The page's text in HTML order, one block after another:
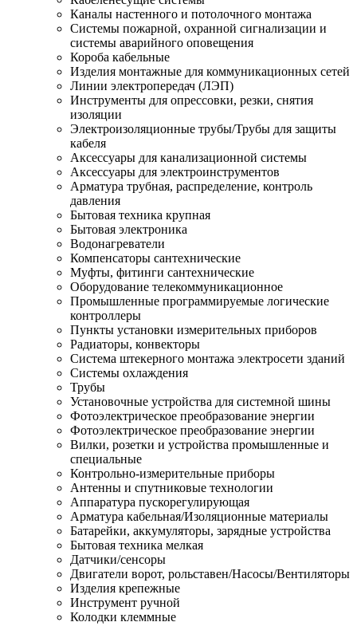
Каналы настенного и потолочного монтажа
Системы пожарной, охранной сигнализации и
системы аварийного оповещения
Короба кабельные
Изделия монтажные для коммуникационных сетей
Линии электропередач (ЛЭП)
Инструменты для опрессовки, резки, снятия
изоляции
Электроизоляционные трубы/Трубы для защиты
кабеля
Аксессуары для канализационной системы
Аксессуары для электроинструментов
Арматура трубная, распределение, контроль
давления
Бытовая техника крупная
Бытовая электроника
Водонагреватели
Компенсаторы сантехнические
Муфты, фитинги сантехнические
Оборудование телекоммуникационное
Промышленные программируемые логические
контроллеры
Пункты установки измерительных приборов
Радиаторы, конвекторы
Система штекерного монтажа электросети зданий
Системы охлаждения
Трубы
Установочные устройства для системной шины
Фотоэлектрическое преобразование энергии
Фотоэлектрическое преобразование энергии
Вилки, розетки и устройства промышленные и
специальные
Контрольно-измерительные приборы
Антенны и спутниковые технологии
Аппаратура пускорегулирующая
Арматура кабельная/Изоляционные материалы
Батарейки, аккумуляторы, зарядные устройства
Бытовая техника мелкая
Датчики/сенсоры
Двигатели ворот, рольставен/Насосы/Вентиляторы
Изделия крепежные
Инструмент ручной
Колодки клеммные